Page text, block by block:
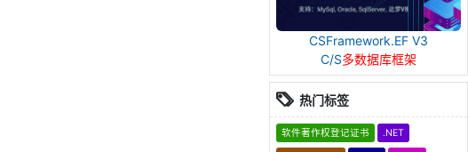
CSFramework.EF V3
C/S多数据库框架
热门标签
软件著作权登记证书 .NET